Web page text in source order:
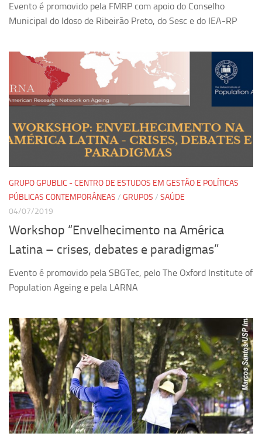
Geciane Silveira Porto
Professor Sênior
Professores Seniores Encerrados
Institucional
Equipe
Estrutura do polo
Projetos
Ciência com Pipoca
Ciência Por Elas
Pint of Science
União Pró-Vacina
USP Analisa
Clipping
Documentos
Relatórios
Revista Estudos Avançados
Espaço Cultural
Contato
Evento é promovido pela FMRP com apoio do Conselho
Municipal do Idoso de Ribeirão Preto, do Sesc e do IEA-RP
GRUPO GPUBLIC - CENTRO DE ESTUDOS EM GESTÃO E POLÍTICAS
PÚBLICAS CONTEMPORÂNEAS / GRUPOS / SAÚDE
04/07/2019
Workshop “Envelhecimento na América
Latina – crises, debates e paradigmas”
Evento é promovido pela SBGTec, pelo The Oxford Institute of
Population Ageing e pela LARNA